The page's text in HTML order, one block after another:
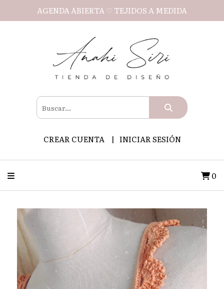
AGENDA ABIERTA ♡ TEJIDOS A MEDIDA
CREAR CUENTA INICIAR SESIÓN
0